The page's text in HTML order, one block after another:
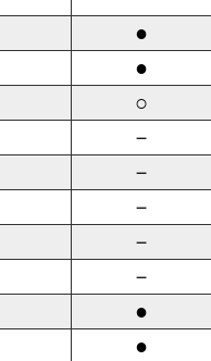
●
●
○
－
－
－
－
－
●
●